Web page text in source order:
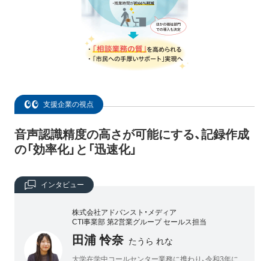
支援企業の視点
音声認識精度の高さが可能にする、記録作成
の「効率化」と「迅速化」
インタビュー
株式会社アドバンスト・メディア
CTI事業部 第2営業グループ セールス担当
田浦 怜奈 たうら れな
大学在学中コールセンター業務に携わり、令和3年に